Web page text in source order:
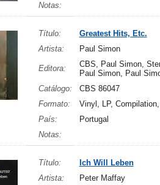
Notas:
Título:
Greatest Hits, Etc.
Artista:
Paul Simon
Editora:
CBS, Paul Simon,
Paul Simon, Paul
Catálogo:
CBS 86047
Formato:
Vinyl, LP,
País:
Portugal
Notas:
Título:
Ich Will Leben
Artista:
Peter Maffay